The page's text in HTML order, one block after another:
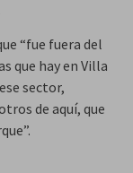
“fue fuera del
que hay en Villa
sector,
de aquí, que